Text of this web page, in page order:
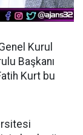
Kurul
Başkanı
Kurt bu